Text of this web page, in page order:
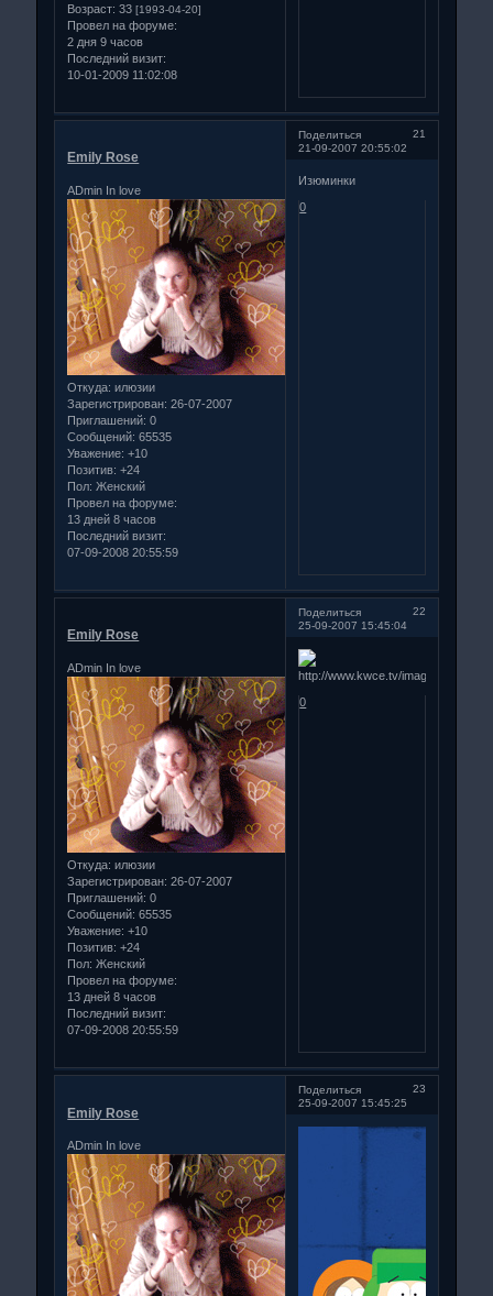
Возраст: 33[1993-04-20]
Провел на форуме:
2 дня 9 часов
Последний визит:
10-01-2009 11:02:08
Поделиться
21
21-09-2007 20:55:02
Emily Rose
ADmin In love
Откуда: илюзии
Зарегистрирован: 26-07-2007
Приглашений: 0
Сообщений: 65535
Уважение: +10
Позитив: +24
Пол: Женский
Провел на форуме:
13 дней 8 часов
Последний визит:
07-09-2008 20:55:59
Изюминки
0
Поделиться
22
25-09-2007 15:45:04
Emily Rose
ADmin In love
Откуда: илюзии
Зарегистрирован: 26-07-2007
Приглашений: 0
Сообщений: 65535
Уважение: +10
Позитив: +24
Пол: Женский
Провел на форуме:
13 дней 8 часов
Последний визит:
07-09-2008 20:55:59
0
Поделиться
23
25-09-2007 15:45:25
Emily Rose
ADmin In love